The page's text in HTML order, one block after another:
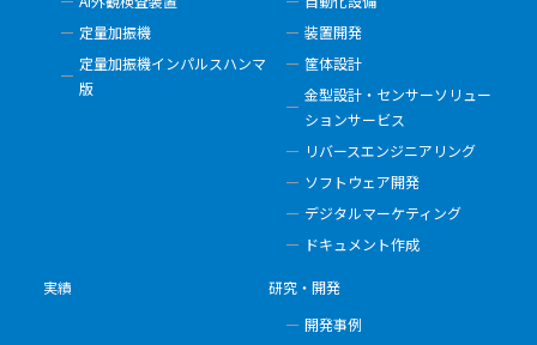
定量加振機
定量加振機インパルスハンマ
版
装置開発
筐体設計
金型設計・センサーソリュー
ションサービス
リバースエンジニアリング
ソフトウェア開発
デジタルマーケティング
ドキュメント作成
実績
研究・開発
開発事例